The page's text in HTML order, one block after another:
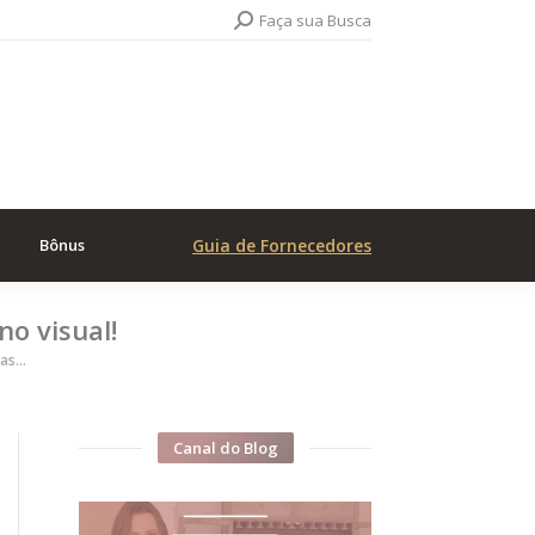
Search:Faça sua Busca
Bônus Guia de Fornecedores
visual!
Canal do Blog